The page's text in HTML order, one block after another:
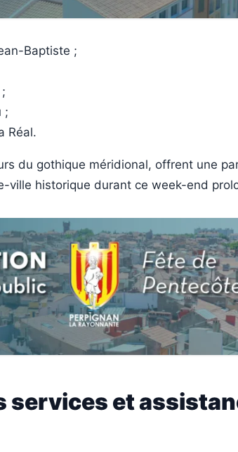
Baptiste ;
;
Réal.
du gothique méridional, offrent une
ville historique durant ce week-end
services et